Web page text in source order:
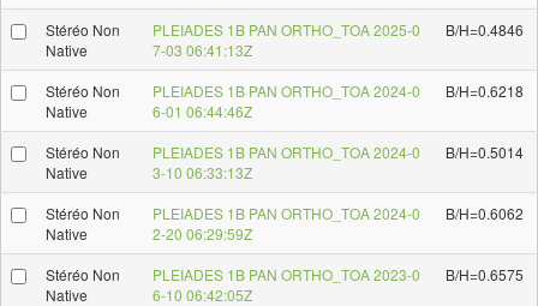
Stéréo Non
Native
PLEIADES 1B PAN ORTHO_TOA 2025-0
7-03 06:41:13Z
B/H=0.4846
Stéréo Non
Native
PLEIADES 1B PAN ORTHO_TOA 2024-0
6-01 06:44:46Z
B/H=0.6218
Stéréo Non
Native
PLEIADES 1B PAN ORTHO_TOA 2024-0
3-10 06:33:13Z
B/H=0.5014
Stéréo Non
Native
PLEIADES 1B PAN ORTHO_TOA 2024-0
2-20 06:29:59Z
B/H=0.6062
Stéréo Non
Native
PLEIADES 1B PAN ORTHO_TOA 2023-0
6-10 06:42:05Z
B/H=0.6575